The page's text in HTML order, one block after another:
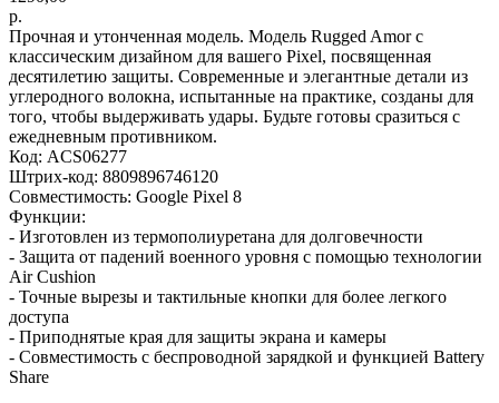
р.
Прочная и утонченная модель. Модель Rugged Amor с
классическим дизайном для вашего Pixel, посвященная
десятилетию защиты. Современные и элегантные детали из
углеродного волокна, испытанные на практике, созданы для
того, чтобы выдерживать удары. Будьте готовы сразиться с
ежедневным противником.
Код: ACS06277
Штрих-код: 8809896746120
Совместимость: Google Pixel 8
Функции:
- Изготовлен из термополиуретана для долговечности
- Защита от падений военного уровня с помощью технологии
Air Cushion
- Точные вырезы и тактильные кнопки для более легкого
доступа
- Приподнятые края для защиты экрана и камеры
- Совместимость с беспроводной зарядкой и функцией Battery
Share